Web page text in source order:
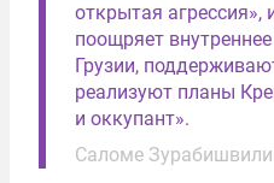
открытая агрессия»,
поощряет
Грузии,
реализуют планы
и оккупант».
Саломе Зурабишвили